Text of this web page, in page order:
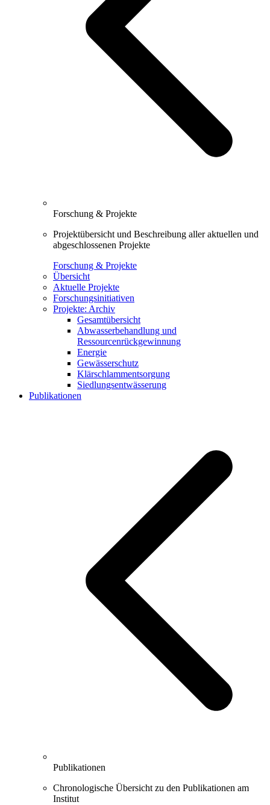
Forschung & Projekte
Projektübersicht und Beschreibung aller aktuellen und
abgeschlossenen Projekte
Forschung & Projekte
Übersicht
Aktuelle Projekte
Forschungsinitiativen
Projekte: Archiv
Gesamtübersicht
Abwasserbehandlung und
Ressourcenrückgewinnung
Energie
Gewässerschutz
Klärschlammentsorgung
Siedlungsentwässerung
Publikationen
Publikationen
Chronologische Übersicht zu den Publikationen am
Institut